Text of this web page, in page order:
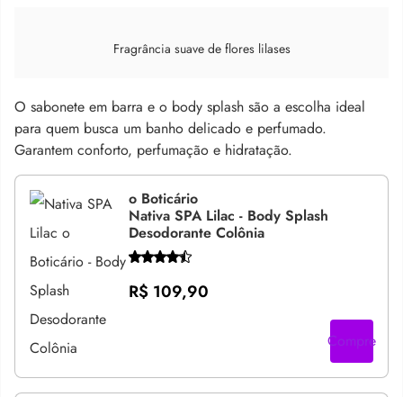
Fragrância suave de flores lilases
O sabonete em barra e o body splash são a escolha ideal
para quem busca um banho delicado e perfumado.
Garantem conforto, perfumação e hidratação.
o Boticário
Nativa SPA Lilac - Body Splash
Desodorante Colônia
R$ 109,90
Compre